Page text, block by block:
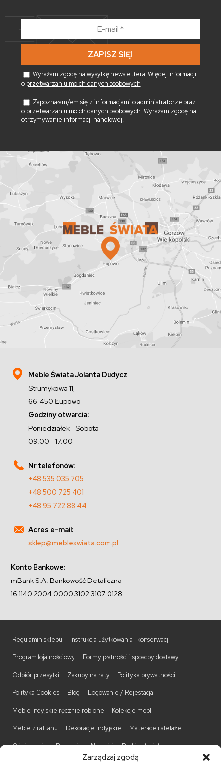
Zarządzaj zgodą
*
Wyrażam zgodę na wysyłkę newslettera. Więcej informacji
o przetwarzaniu moich danych osobowych
Zapoznałam/em się z informacjami o administratorze oraz
o przetwarzaniu moich danych osobowych. Wyrażam zgodę na
otrzymywanie informacji handlowej.
Meble Świata Jolanta Dudycz
Strumykowa 11,
66-450 Łupowo
Godziny otwarcia:
Poniedziałek - Sobota
09.00 - 17.00
Nr telefonów:
+48 535 035 705
+48 500 725 401
+48 95 722 88 44
Adres e-mail:
sklep@mebleswiata.com.pl
Konto Bankowe:
mBank S.A. Bankowość Detaliczna
16 1140 2004 0000 3102 3107 0128
Regulamin sklepu Instrukcja użytkowania i konserwacji
Program lojalnościowy Formy płatności i sposoby dostawy
Odbiór przesyłki Zakupy na raty Polityka prywatności
Polityka Cookies Blog Logowanie / Rejestacja
Meble indyjskie ręcznie robione Kolekcje mebli
Meble z rattanu Dekoracje indyjskie Materace i stelaże
Oświetlenie Promocje Nowości Barki kolonialne